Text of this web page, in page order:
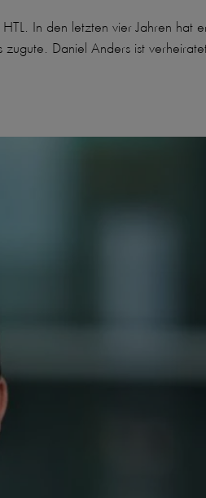
In den letzten vier Jahren hat
Daniel Anders ist